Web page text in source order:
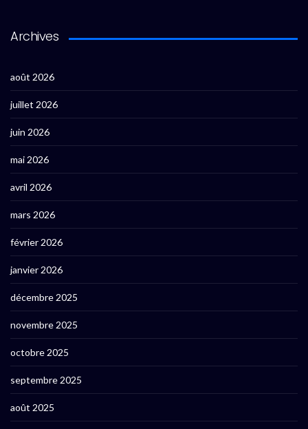
Archives
août 2026
juillet 2026
juin 2026
mai 2026
avril 2026
mars 2026
février 2026
janvier 2026
décembre 2025
novembre 2025
octobre 2025
septembre 2025
août 2025